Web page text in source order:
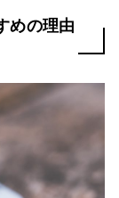
めの理由